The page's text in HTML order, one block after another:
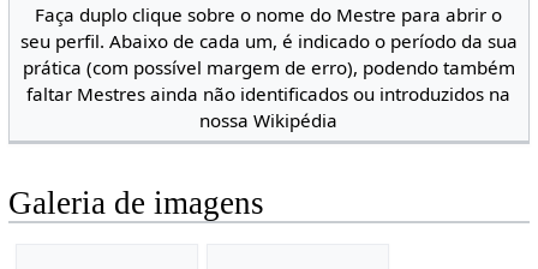
Faça duplo clique sobre o nome do Mestre para abrir o
seu perfil. Abaixo de cada um, é indicado o período da sua
prática (com possível margem de erro), podendo também
faltar Mestres ainda não identificados ou introduzidos na
nossa Wikipédia
Galeria de imagens